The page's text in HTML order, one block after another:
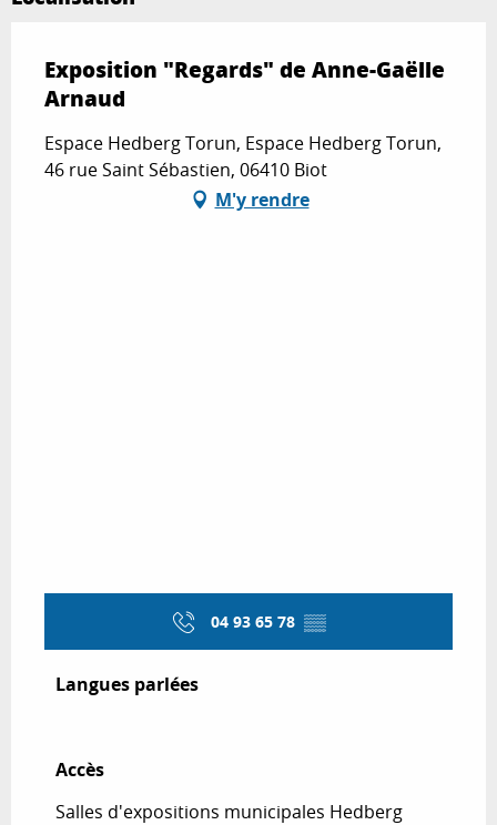
Exposition "Regards" de Anne-Gaëlle
Arnaud
Espace Hedberg Torun, Espace Hedberg Torun,
46 rue Saint Sébastien, 06410 Biot
M'y rendre
04 93 65 78 ▒▒
Langues parlées
Langues parlées
Accès
Accès
Salles d'expositions municipales Hedberg